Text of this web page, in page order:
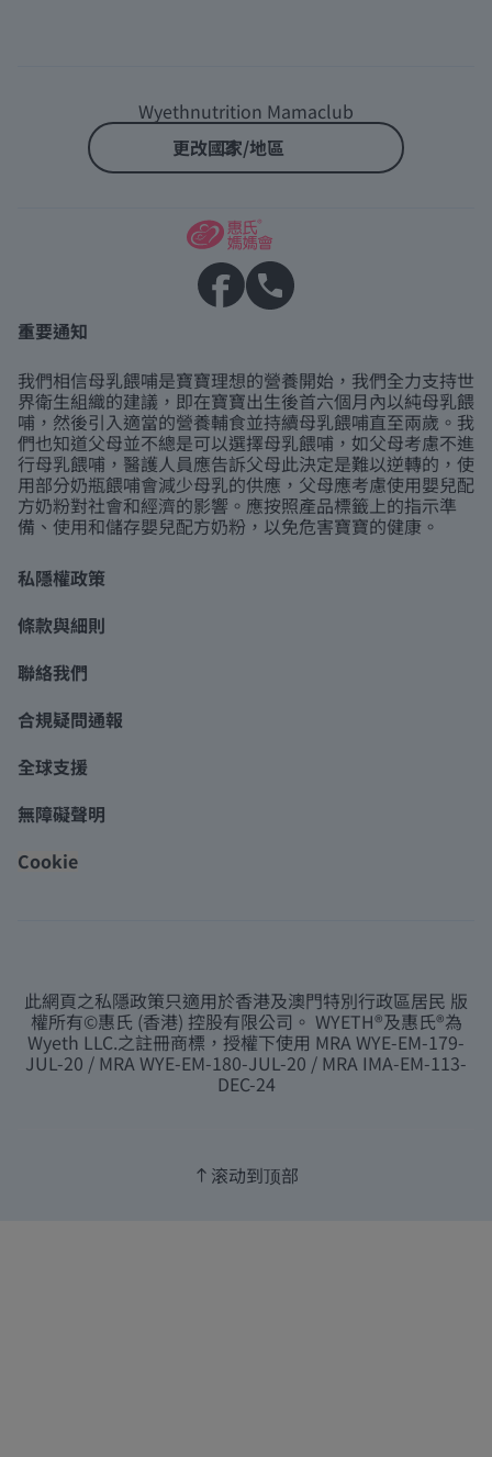
Wyethnutrition Mamaclub
更改國家/地區
重要通知
我們相信母乳餵哺是寶寶理想的營養開始，我們全力支持世
界衛生組織的建議，即在寶寶出生後首六個月內以純母乳餵
哺，然後引入適當的營養輔食並持續母乳餵哺直至兩歲。我
們也知道父母並不總是可以選擇母乳餵哺，如父母考慮不進
行母乳餵哺，醫護人員應告訴父母此決定是難以逆轉的，使
用部分奶瓶餵哺會減少母乳的供應，父母應考慮使用嬰兒配
方奶粉對社會和經濟的影響。應按照產品標籤上的指示準
備、使用和儲存嬰兒配方奶粉，以免危害寶寶的健康。
私隱權政策
條款與細則
聯絡我們
合規疑問通報
全球支援
無障礙聲明
Cookie
此網頁之私隱政策只適用於香港及澳門特別行政區居民 版
權所有©惠氏 (香港) 控股有限公司。 WYETH®及惠氏®為
Wyeth LLC.之註冊商標，授權下使用 MRA WYE-EM-179-
JUL-20 / MRA WYE-EM-180-JUL-20 / MRA IMA-EM-113-
DEC-24
滚动到顶部